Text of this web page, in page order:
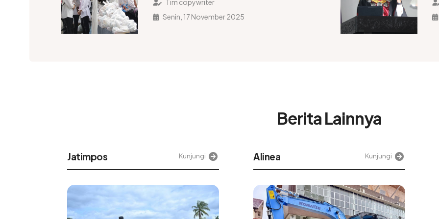
Tim copywriter
Senin, 17 November 2025
Berita Lainnya
Kunjungi Alinea Kunjungi Tek